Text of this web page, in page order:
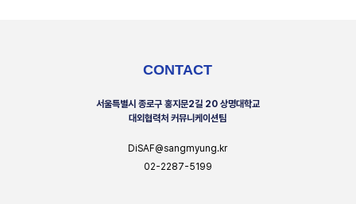
CONTACT
서울특별시 종로구 홍지문2길 20 상명대학교
대외협력처 커뮤니케이션팀
DiSAF@sangmyung.kr
02-2287-5199